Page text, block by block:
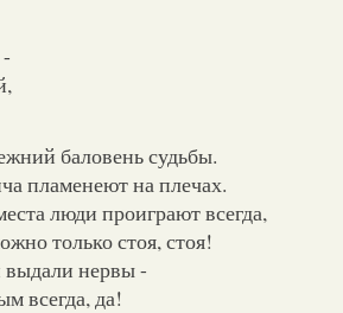
баловень судьбы.
пламенеют на плечах.
люди проиграют всегда,
только стоя, стоя!
нервы -
всегда, да!